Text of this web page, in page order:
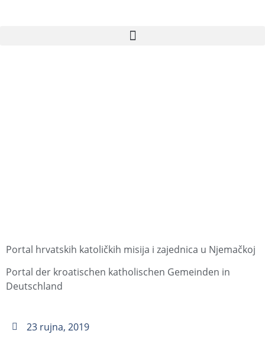
Portal hrvatskih katoličkih misija i zajednica u Njemačkoj
Portal der kroatischen katholischen Gemeinden in
Deutschland
23 rujna, 2019